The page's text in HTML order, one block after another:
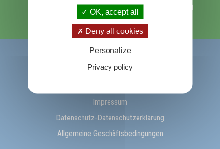
Ich möchte Gedanken für den Tag abonnieren
Über Prosveta
Über uns
Impressum
Datenschutz-Datenschutzerklärung
Allgemeine Geschäftsbedingungen
OK, accept all
Deny all cookies
Personalize
Privacy policy